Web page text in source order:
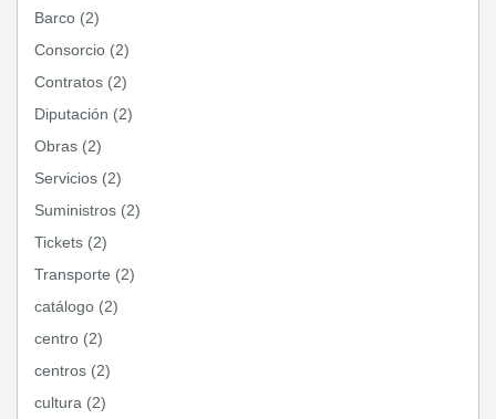
Barco (2)
Consorcio (2)
Contratos (2)
Diputación (2)
Obras (2)
Servicios (2)
Suministros (2)
Tickets (2)
Transporte (2)
catálogo (2)
centro (2)
centros (2)
cultura (2)